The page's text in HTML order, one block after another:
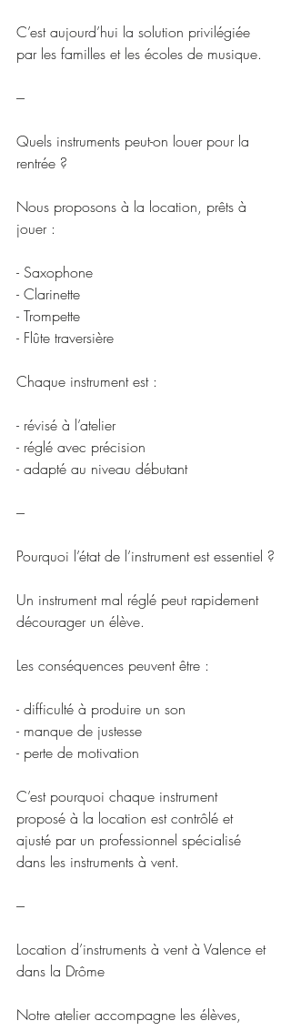
C’est aujourd’hui la solution privilégiée
par les familles et les écoles de musique.
---
Quels instruments peut-on louer pour la
rentrée ?
Nous proposons à la location, prêts à
jouer :
- Saxophone
- Clarinette
- Trompette
- Flûte traversière
Chaque instrument est :
- révisé à l’atelier
- réglé avec précision
- adapté au niveau débutant
---
Pourquoi l’état de l’instrument est essentiel ?
Un instrument mal réglé peut rapidement
décourager un élève.
Les conséquences peuvent être :
- difficulté à produire un son
- manque de justesse
- perte de motivation
C’est pourquoi chaque instrument
proposé à la location est contrôlé et
ajusté par un professionnel spécialisé
dans les instruments à vent.
---
Location d’instruments à vent à Valence et
dans la Drôme
Notre atelier accompagne les élèves,